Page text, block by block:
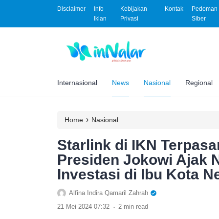
Disclaimer
Info
Iklan
Kebijakan
Privasi
Kontak
Siber
Internasional News Nasional Regional
Home › Nasional
Starlink di IKN
Presiden Jokowi Ajak
Investasi di Ibu Kota
Alfina Indira Qamaril Zahrah
21 Mei 2024 07:32 . 2 min read